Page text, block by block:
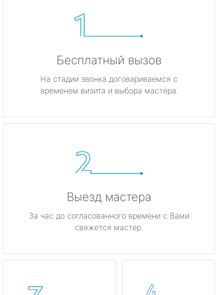
Бесплатный вызов
На стадии звонка договариваемся с
временем визита и выбора мастера.
Выезд мастера
За час до согласованного времени с Вами
свяжется мастер.